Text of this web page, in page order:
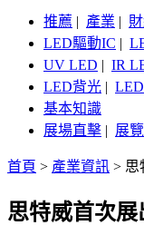
推薦 | 產業 |
LED驅動IC |
UV LED | IR
LED背光 |
基本知識
展場直擊 | 展
首頁 > 產業資訊 > 思
思特威首次